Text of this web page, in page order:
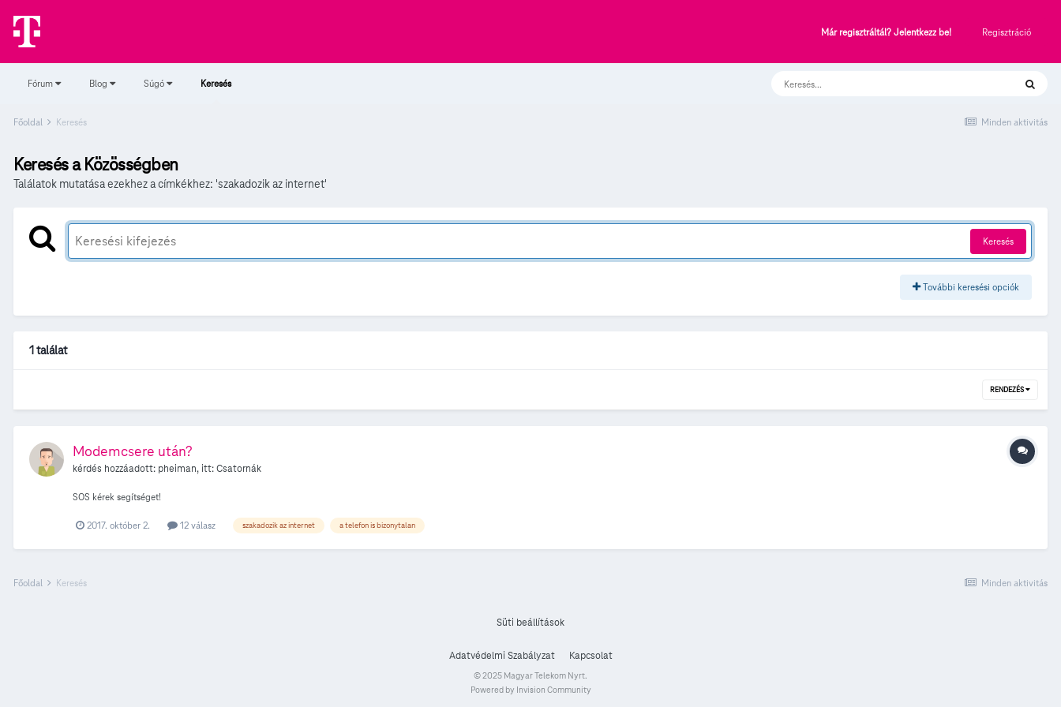
Már regisztráltál? Jelentkezz be! Regisztráció
Fórum Blog Súgó Keresés
Minden aktivitás
Főoldal Keresés
Keresés a Közösségben
Találatok mutatása ezekhez a címkékhez: 'szakadozik az internet'
Keresés
További keresési opciók
1 találat
RENDEZÉS
Modemcsere után?
kérdés hozzáadott: pheiman, itt:Csatornák
SOS kérek segítséget!
2017. október 2. 12 válasz szakadozik az internet a telefon is bizonytalan
Minden aktivitás
Főoldal Keresés
Süti beállítások
Adatvédelmi Szabályzat Kapcsolat
© 2025 Magyar Telekom Nyrt.
Powered by Invision Community